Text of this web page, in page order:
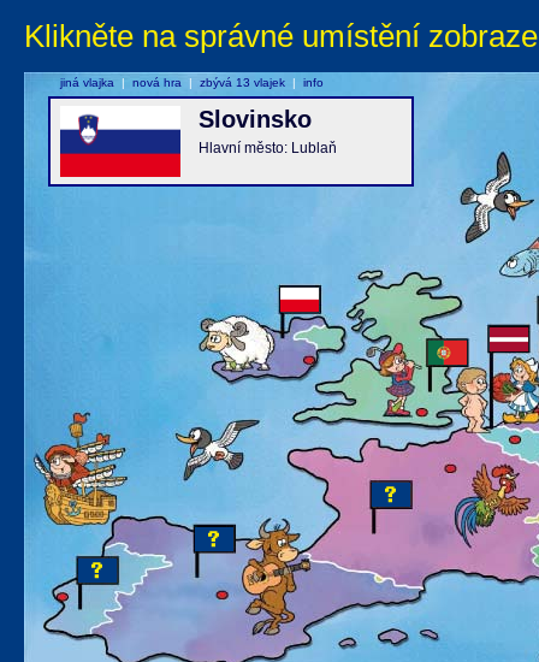
Klikněte na správné umístění
Slovinsko
Hlavní město: Lublaň
jiná vlajka | nová hra | zbývá 13 vlajek | info